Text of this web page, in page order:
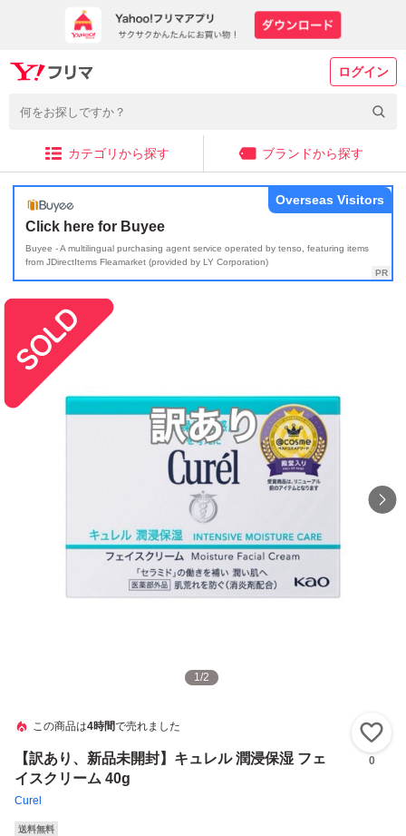
ログイン
カテゴリから探す ブランドから探す
Click here for Buyee
Buyee - A multilingual purchasing agent service operated by tenso, featuring items
from JDirectItems Fleamarket (provided by LY Corporation)
Overseas Visitors
1/2
この商品は4時間で売れました
【訳あり、新品未開封】キュレル 潤浸保湿 フェ
イスクリーム 40g
Curel
0
送料無料